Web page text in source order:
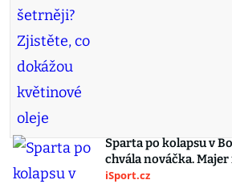
Sparta po kolapsu v
chvála nováčka.
iSport.cz